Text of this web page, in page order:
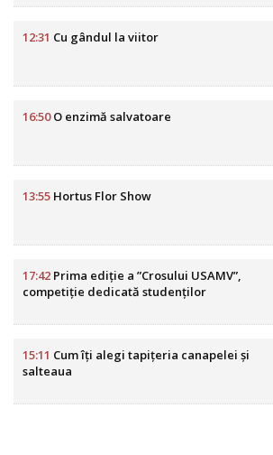
12:31 Cu gândul la viitor
16:50O enzimă salvatoare
13:55 Hortus Flor Show
17:42 Prima ediție a ”Crosului USAMV”,
competiție dedicată studenților
15:11 Cum îți alegi tapițeria canapelei și
salteaua